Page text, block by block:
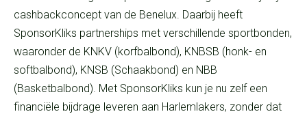
cashbackconcept van de Benelux. Daarbij heeft
SponsorKliks partnerships met verschillende sportbonden,
waaronder de KNKV (korfbalbond), KNBSB (honk- en
softbalbond), KNSB (Schaakbond) en NBB
(Basketbalbond). Met SponsorKliks kun je nu zelf een
financiële bijdrage leveren aan Harlemlakers, zonder dat